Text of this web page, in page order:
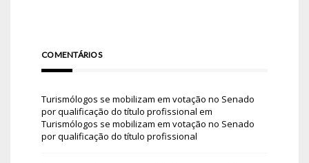
COMENTÁRIOS
Turismólogos se mobilizam em votação no Senado
por qualificação do título profissional em
Turismólogos se mobilizam em votação no Senado
por qualificação do título profissional